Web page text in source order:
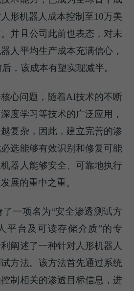
形机器人成本控制至10万美
并且公司此前也表态，对未
人平均生产成本充满信心，
，该成本有望实现减半。
心问题，随着AI技术的不断
度学习等技术的广泛应用，
复杂，因此，建立完善的渗
选能够有效识别和修复可能
器人能够安全、可靠地执行
展的重中之重。
一项名为“安全渗透测试方
平台及可读存储介质”的专
阐述了一种针对人形机器人
方法。该方法首先通过系统
制相关的渗透目标信息，进